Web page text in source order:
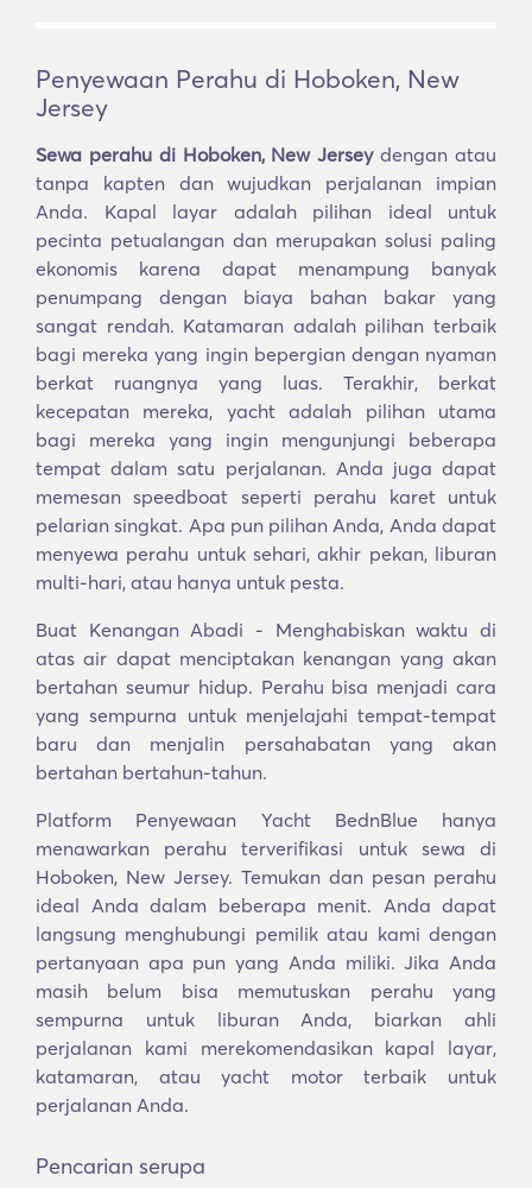
Penyewaan Perahu di Hoboken, New
Jersey
Sewa perahu di Hoboken, New Jerseydengan atau
tanpa kapten dan wujudkan perjalanan impian
Anda. Kapal layar adalah pilihan ideal untuk
pecinta petualangan dan merupakan solusi paling
ekonomis karena dapat menampung banyak
penumpang dengan biaya bahan bakar yang
sangat rendah. Katamaran adalah pilihan terbaik
bagi mereka yang ingin bepergian dengan nyaman
berkat ruangnya yang luas. Terakhir, berkat
kecepatan mereka, yacht adalah pilihan utama
bagi mereka yang ingin mengunjungi beberapa
tempat dalam satu perjalanan. Anda juga dapat
memesan speedboat seperti perahu karet untuk
pelarian singkat. Apa pun pilihan Anda, Anda dapat
menyewa perahu untuk sehari, akhir pekan, liburan
multi-hari, atau hanya untuk pesta.
Buat Kenangan Abadi - Menghabiskan waktu di
atas air dapat menciptakan kenangan yang akan
bertahan seumur hidup. Perahu bisa menjadi cara
yang sempurna untuk menjelajahi tempat-tempat
baru dan menjalin persahabatan yang akan
bertahan bertahun-tahun.
Platform Penyewaan Yacht BednBlue hanya
menawarkan perahu terverifikasi untuk sewa di
Hoboken, New Jersey. Temukan dan pesan perahu
ideal Anda dalam beberapa menit. Anda dapat
langsung menghubungi pemilik atau kami dengan
pertanyaan apa pun yang Anda miliki. Jika Anda
masih belum bisa memutuskan perahu yang
sempurna untuk liburan Anda, biarkan ahli
perjalanan kami merekomendasikan kapal layar,
katamaran, atau yacht motor terbaik untuk
perjalanan Anda.
Pencarian serupa